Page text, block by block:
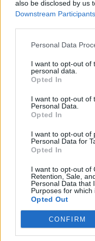
also be disclosed by us
Downstream Participants
Personal Data
I want to opt-out of
personal data.
Opted In
I want to opt-out of
Personal Data.
Opted In
I want to opt-out of
Personal Data for
Opted In
I want to opt-out of
Retention, Sale,
Personal Data that
Purposes for which
Opted Out
CONFIRM
NYHET
festivalfylla
Publicerat
NYHET